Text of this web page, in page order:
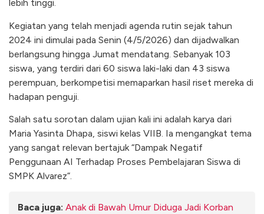
lebih tinggi.
​Kegiatan yang telah menjadi agenda rutin sejak tahun
2024 ini dimulai pada Senin (4/5/2026) dan dijadwalkan
berlangsung hingga Jumat mendatang. Sebanyak 103
siswa, yang terdiri dari 60 siswa laki-laki dan 43 siswa
perempuan, berkompetisi memaparkan hasil riset mereka di
hadapan penguji.
​Salah satu sorotan dalam ujian kali ini adalah karya dari
Maria Yasinta Dhapa, siswi kelas VIIB. Ia mengangkat tema
yang sangat relevan bertajuk “Dampak Negatif
Penggunaan AI Terhadap Proses Pembelajaran Siswa di
SMPK Alvarez”.
Baca juga: Anak di Bawah Umur Diduga Jadi Korban